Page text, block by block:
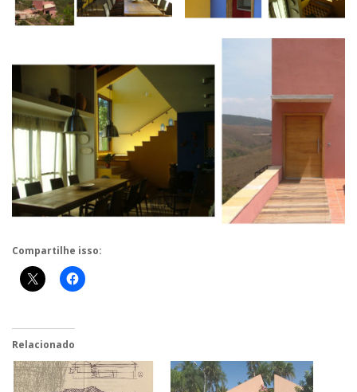
Compartilhe isso:
Relacionado